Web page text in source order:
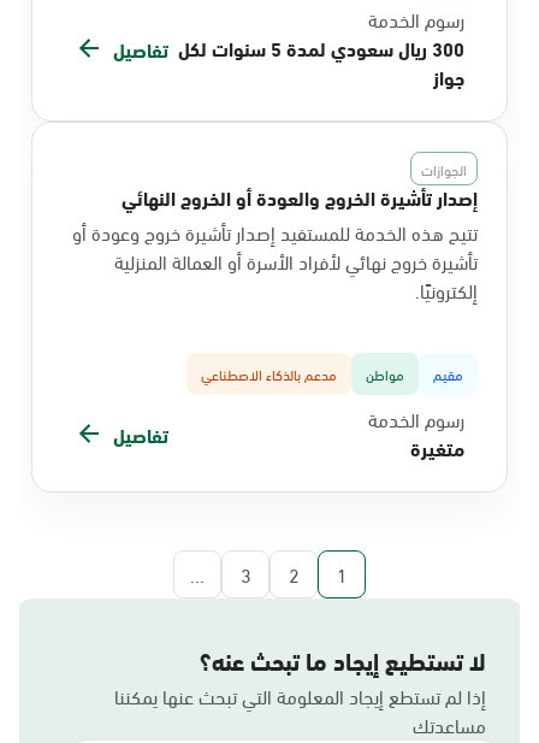
رسوم الخدمة
300 ريال سعودي لمدة 5 سنوات لكل
جواز
تفاصيل
الجوازات
إصدار تأشيرة الخروج والعودة أو الخروج النهائي
تتيح هذه الخدمة للمستفيد إصدار تأشيرة خروج وعودة أو
تأشيرة خروج نهائي لأفراد الأسرة أو العمالة المنزلية
إلكترونيًا.
مقيم مواطن مدعم بالذكاء الاصطناعي
رسوم الخدمة
متغيرة
تفاصيل
1
2
3
...
لا تستطيع إيجاد ما تبحث عنه؟
إذا لم تستطع إيجاد المعلومة التي تبحث عنها يمكننا
مساعدتك